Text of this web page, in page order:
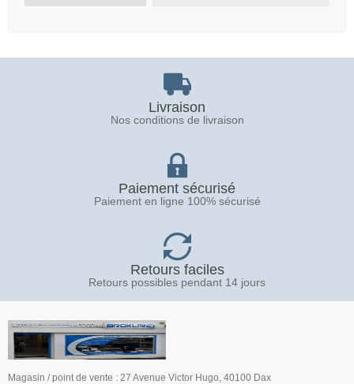
Livraison
Nos conditions de livraison
Paiement sécurisé
Paiement en ligne 100% sécurisé
Retours faciles
Retours possibles pendant 14 jours
Magasin / point de vente : 27 Avenue Victor Hugo, 40100 Dax